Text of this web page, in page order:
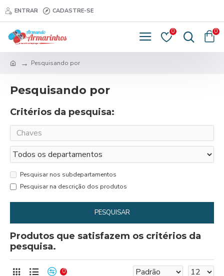
ENTRAR CADASTRE-SE
0 0
Pesquisando por
Pesquisando por
Critérios da pesquisa:
Pesquisar nos subdepartamentos
Pesquisar na descrição dos produtos
PESQUISAR
Produtos que satisfazem os critérios da
pesquisa.
0